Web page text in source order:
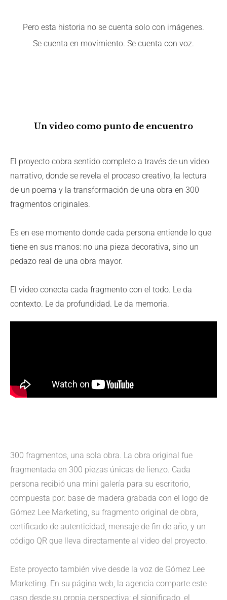
Pero esta historia no se cuenta solo con imágenes.
Se cuenta en movimiento. Se cuenta con voz.
Un video como punto de encuentro
El proyecto cobra sentido completo a través de un video
narrativo, donde se revela el proceso creativo, la lectura
de un poema y la transformación de una obra en 300
fragmentos originales.
Es en ese momento donde cada persona entiende lo que
tiene en sus manos: no una pieza decorativa, sino un
pedazo real de una obra mayor.
El video conecta cada fragmento con el todo. Le da
contexto. Le da profundidad. Le da memoria.
300 fragmentos, una sola obra. La obra original fue
fragmentada en 300 piezas únicas de lienzo. Cada
persona recibió una mini galería para su escritorio,
compuesta por: base de madera grabada con el logo de
Gómez Lee Marketing, su fragmento original de obra,
certificado de autenticidad, mensaje de fin de año, y un
código QR que lleva directamente al video del proyecto.
Este proyecto también vive desde la voz de Gómez Lee
Marketing. En su página web, la agencia comparte este
caso desde su propia perspectiva: el significado, el